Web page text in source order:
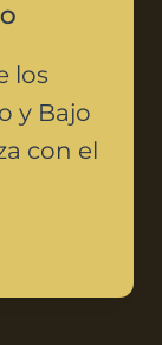
los
y Bajo
con el